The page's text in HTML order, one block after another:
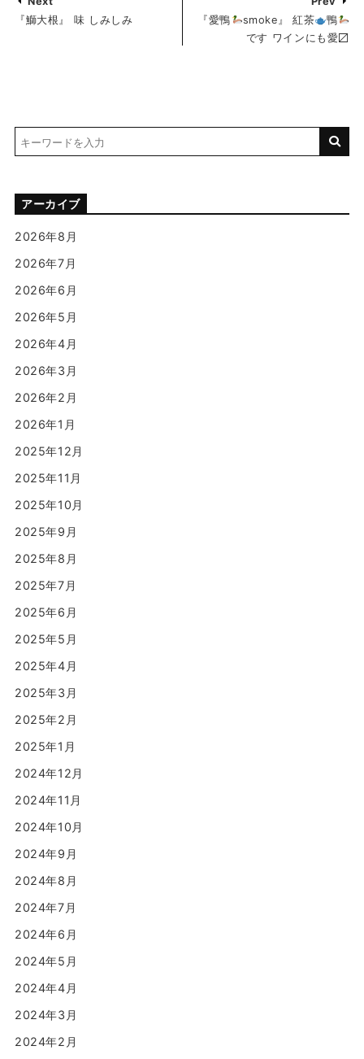
『鰤大根』 味 しみしみ
『愛鴨
smoke』 紅茶
鴨
です ワインにも愛〼
アーカイブ
2026年8月
2026年7月
2026年6月
2026年5月
2026年4月
2026年3月
2026年2月
2026年1月
2025年12月
2025年11月
2025年10月
2025年9月
2025年8月
2025年7月
2025年6月
2025年5月
2025年4月
2025年3月
2025年2月
2025年1月
2024年12月
2024年11月
2024年10月
2024年9月
2024年8月
2024年7月
2024年6月
2024年5月
2024年4月
2024年3月
2024年2月